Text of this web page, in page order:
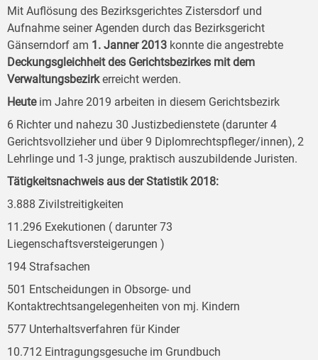
Mit Auflösung des Bezirksgerichtes Zistersdorf und
Aufnahme seiner Agenden durch das Bezirksgericht
Gänserndorf am 1. Janner2013 konnte die angestrebte
Deckungsgleichheit des Gerichtsbezirkes mit dem
Verwaltungsbezirkerreicht werden.
Heuteim Jahre 2019 arbeiten in diesem Gerichtsbezirk
6 Richter und nahezu 30 Justizbedienstete (darunter 4
Gerichtsvollzieher und über 9 Diplomrechtspfleger/innen), 2
Lehrlinge und 1-3 junge, praktisch auszubildende Juristen.
Tätigkeitsnachweis aus der Statistik 2018:
3.888 Zivilstreitigkeiten
11.296 Exekutionen ( darunter 73
Liegenschaftsversteigerungen )
194 Strafsachen
501 Entscheidungen in Obsorge- und
Kontaktrechtsangelegenheiten von mj. Kindern
577 Unterhaltsverfahren für Kinder
10.712 Eintragungsgesuche im Grundbuch